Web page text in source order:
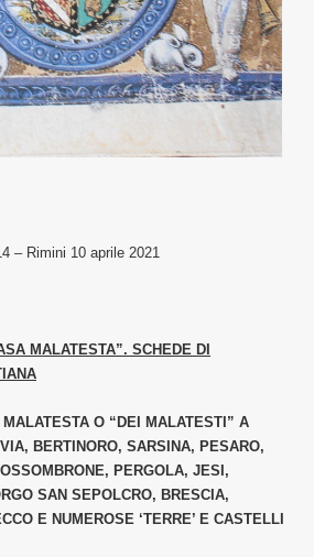
– Rimini 10 aprile 2021
MALATESTA”. SCHEDE DI
O “DEI MALATESTI” A
BERTINORO, SARSINA, PESARO,
PERGOLA, JESI,
SAN SEPOLCRO, BRESCIA,
E NUMEROSE ‘TERRE’ E CASTELLI